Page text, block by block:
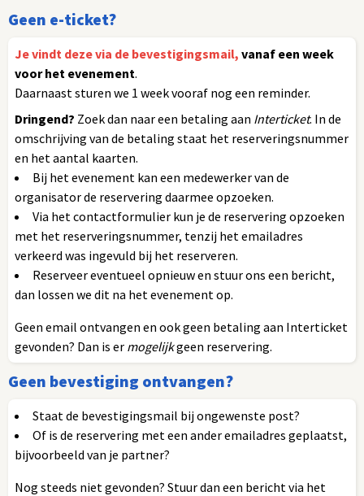
Geen e-ticket?
Je vindt deze via de bevestigingsmail, vanaf een week
voor het evenement.
Daarnaast sturen we 1 week vooraf nog een reminder.
Dringend? Zoek dan naar een betaling aan Interticket. In de
omschrijving van de betaling staat het reserveringsnummer
en het aantal kaarten.
Bij het evenement kan een medewerker van de
organisator de reservering daarmee opzoeken.
Via het contactformulier kun je de reservering opzoeken
met het reserveringsnummer, tenzij het emailadres
verkeerd was ingevuld bij het reserveren.
Reserveer eventueel opnieuw en stuur ons een bericht,
dan lossen we dit na het evenement op.
Geen email ontvangen en ook geen betaling aan Interticket
gevonden? Dan is er mogelijkgeen reservering.
Geen bevestiging ontvangen?
Staat de bevestigingsmail bij ongewenste post?
Of is de reservering met een ander emailadres geplaatst,
bijvoorbeeld van je partner?
Nog steeds niet gevonden? Stuur dan een bericht via het